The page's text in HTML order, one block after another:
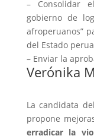
– Consolidar
gobierno de
afroperuanos”
del Estado
– Enviar la
Verónika
La candidata
propone
erradicar la